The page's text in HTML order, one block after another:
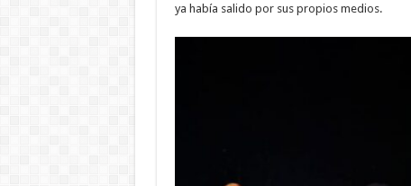
ya había salido por sus propios medios.